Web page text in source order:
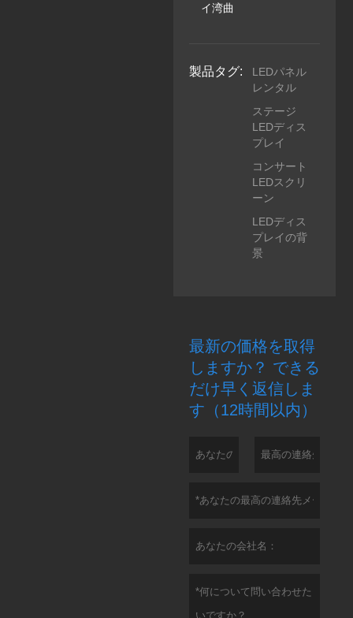
イ湾曲
製品タグ:
LEDパネル
レンタル
ステージ
LEDディス
プレイ
コンサート
LEDスクリ
ーン
LEDディス
プレイの背
景
最新の価格を取得
しますか？ できる
だけ早く返信しま
す（12時間以内）